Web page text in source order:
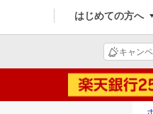
はじめての方へ
キャン